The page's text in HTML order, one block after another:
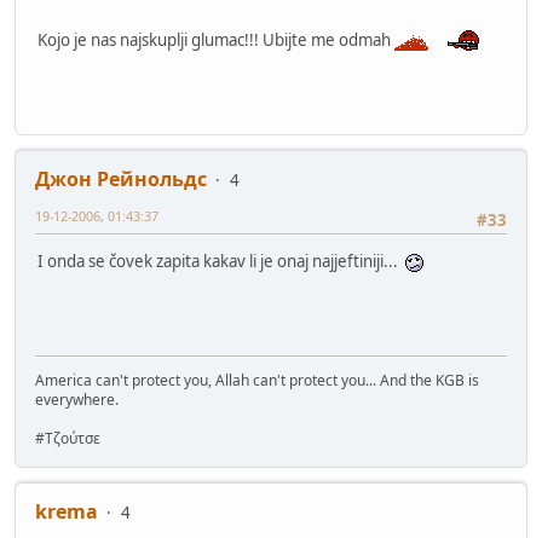
Kojo je nas najskuplji glumac!!! Ubijte me odmah
Джон Рейнольдс
4
#33
19-12-2006, 01:43:37
I onda se čovek zapita kakav li je onaj najjeftiniji...
America can't protect you, Allah can't protect you... And the KGB is
everywhere.
#Τζούτσε
krema
4